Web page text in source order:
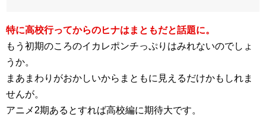
特に高校行ってからのヒナはまともだと話題に。
もう初期のころのイカレポンチっぷりはみれないのでしょ
うか。
まあまわりがおかしいからまともに見えるだけかもしれま
せんが。
アニメ2期あるとすれば高校編に期待大です。